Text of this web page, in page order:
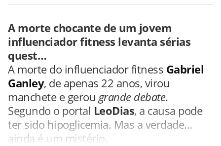
A morte chocante de um jovem
influenciador fitness levanta sérias
quest…
A morte do influenciador fitness Gabriel
Ganley, de apenas 22 anos, virou
manchete e gerou grande debate.
Segundo o portal LeoDias, a causa pode
ter sido hipoglicemia. Mas a verdade…
ainda é um mistério.